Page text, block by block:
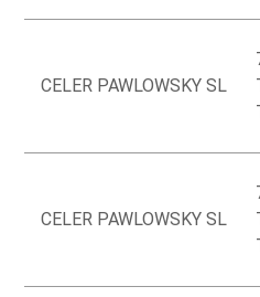
CELER PAWLOWSKY SL
CELER PAWLOWSKY SL